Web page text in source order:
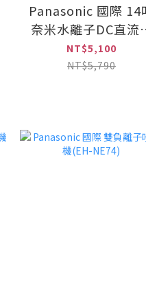
Panasonic 國際 14
奈米水離子DC直流
控立扇(F-H14LXD-K)
NT$5,100
NT$5,790